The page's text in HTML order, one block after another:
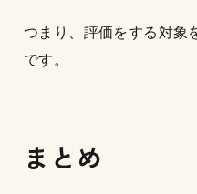
つまり、評価をする対象
です。
まとめ